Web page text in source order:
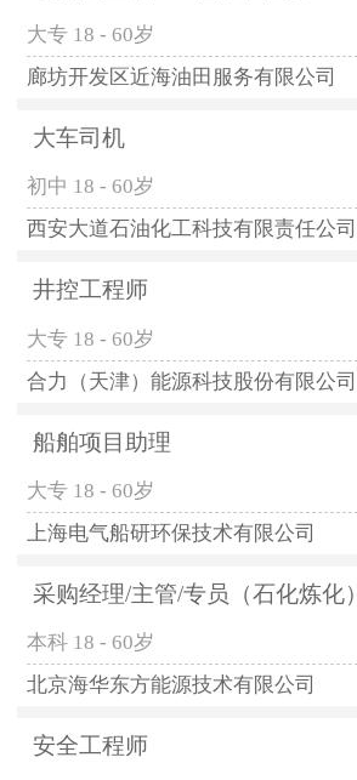
大专 18 - 60岁
廊坊开发区近海油田服务有限公司
大车司机
初中 18 - 60岁
西安大道石油化工科技有限责任公司
井控工程师
大专 18 - 60岁
合力（天津）能源科技股份有限公司
船舶项目助理
大专 18 - 60岁
上海电气船研环保技术有限公司
采购经理/主管/专员（石化炼化）
本科 18 - 60岁
北京海华东方能源技术有限公司
安全工程师